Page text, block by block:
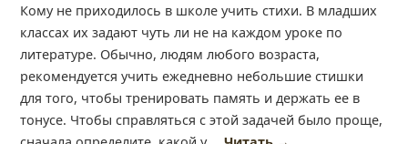
Кому не приходилось в школе учить стихи. В младших
классах их задают чуть ли не на каждом уроке по
литературе. Обычно, людям любого возраста,
рекомендуется учить ежедневно небольшие стишки
для того, чтобы тренировать память и держать ее в
тонусе. Чтобы справляться с этой задачей было проще,